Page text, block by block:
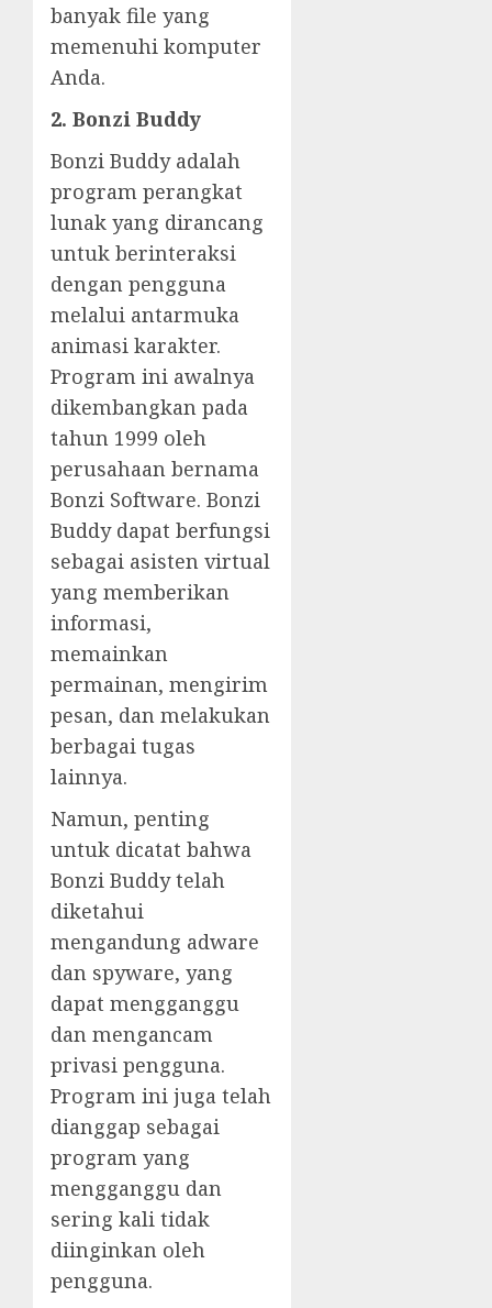
banyak file yang
memenuhi komputer
Anda.
2. Bonzi Buddy
Bonzi Buddy adalah
program perangkat
lunak yang dirancang
untuk berinteraksi
dengan pengguna
melalui antarmuka
animasi karakter.
Program ini awalnya
dikembangkan pada
tahun 1999 oleh
perusahaan bernama
Bonzi Software. Bonzi
Buddy dapat berfungsi
sebagai asisten virtual
yang memberikan
informasi,
memainkan
permainan, mengirim
pesan, dan melakukan
berbagai tugas
lainnya.
Namun, penting
untuk dicatat bahwa
Bonzi Buddy telah
diketahui
mengandung adware
dan spyware, yang
dapat mengganggu
dan mengancam
privasi pengguna.
Program ini juga telah
dianggap sebagai
program yang
mengganggu dan
sering kali tidak
diinginkan oleh
pengguna.